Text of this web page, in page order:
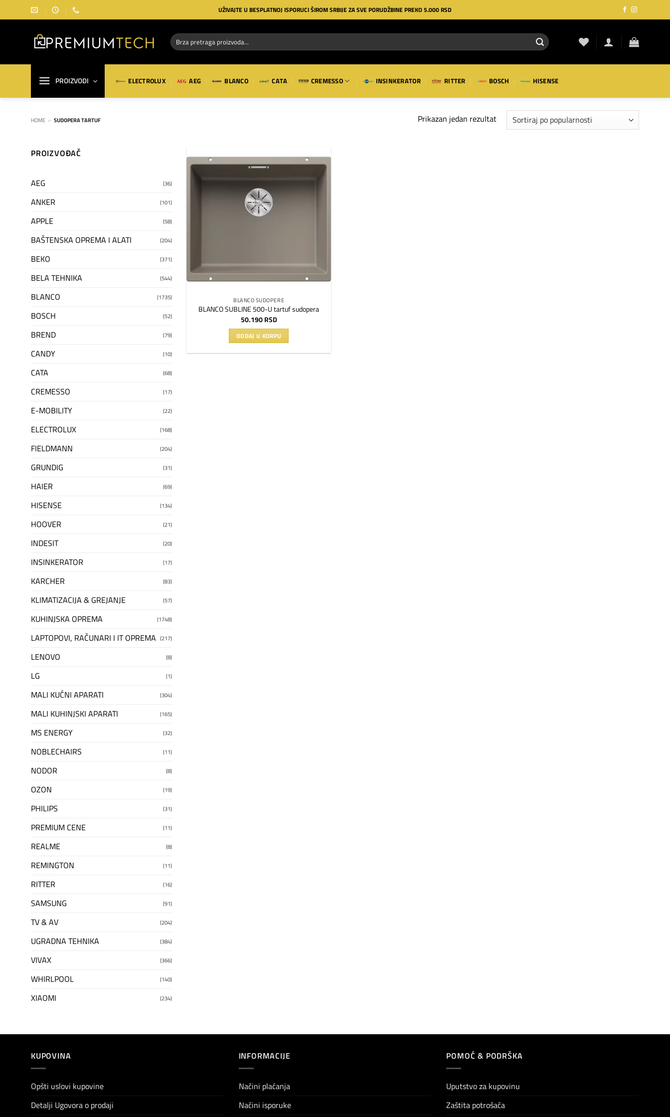
na
UŽIVAJTE U BESPLATNOJ ISPORUCI ŠIROM SRBIJE ZA SVE PORUDŽBINE PREKO 5.000 RSD
Pretraga
za:
PROIZVODI ELECTROLUX AEG BLANCO CATA CREMESSO INSINKERATOR RITTER BOSCH HISENSE
HOME » SUDOPERA TARTUF Prikazan jedan rezultat
PROIZVOĐAČ
AEG (36)
ANKER (101)
APPLE (58)
BAŠTENSKA OPREMA I ALATI (204)
BEKO (371)
BELA TEHNIKA (544)
BLANCO (1735)
BOSCH (52)
BREND (79)
CANDY (10)
CATA (68)
CREMESSO (17)
E-MOBILITY (22)
ELECTROLUX (168)
FIELDMANN (204)
GRUNDIG (31)
HAIER (69)
HISENSE (134)
HOOVER (21)
INDESIT (20)
INSINKERATOR (17)
KARCHER (83)
KLIMATIZACIJA & GREJANJE (57)
KUHINJSKA OPREMA (1748)
LAPTOPOVI, RAČUNARI I IT OPREMA (217)
LENOVO (8)
LG (1)
MALI KUĆNI APARATI (304)
MALI KUHINJSKI APARATI (165)
MS ENERGY (32)
NOBLECHAIRS (11)
NODOR (8)
OZON (19)
PHILIPS (31)
PREMIUM CENE (11)
REALME (8)
REMINGTON (11)
RITTER (16)
SAMSUNG (91)
TV & AV (204)
UGRADNA TEHNIKA (384)
VIVAX (366)
WHIRLPOOL (140)
XIAOMI (234)
BLANCO SUDOPERE
BLANCO SUBLINE 500-U tartuf sudopera
50.190RSD
DODAJ U KORPU
KUPOVINA
Opšti uslovi kupovine
Detalji Ugovora o prodaji
INFORMACIJE
Načini plaćanja
Načini isporuke
POMOĆ & PODRŠKA
Uputstvo za kupovinu
Zaštita potrošača